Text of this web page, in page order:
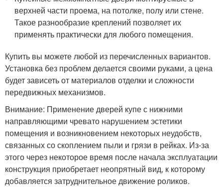
верхней части проема, на потолке, полу или стене.
Такое разнообразие креплений позволяет их
применять практически для любого помещения.
Купить вы можете любой из перечисленных вариантов.
Установка без проблем делается своими руками, а цена
будет зависеть от материалов отделки и сложности
передвижных механизмов.
Внимание: Применение дверей купе с нижними
направляющими чревато нарушением эстетики
помещения и возникновением некоторых неудобств,
связанных со скоплением пыли и грязи в рейках. Из-за
этого через некоторое время после начала эксплуатации
конструкция приобретает неопрятный вид, к которому
добавляется затруднительное движение роликов.